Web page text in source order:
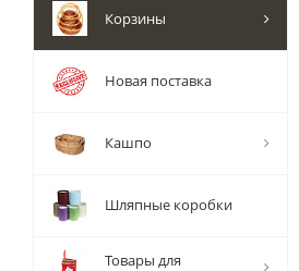
Корзины
Новая поставка
Кашпо
Шляпные коробки
Товары для